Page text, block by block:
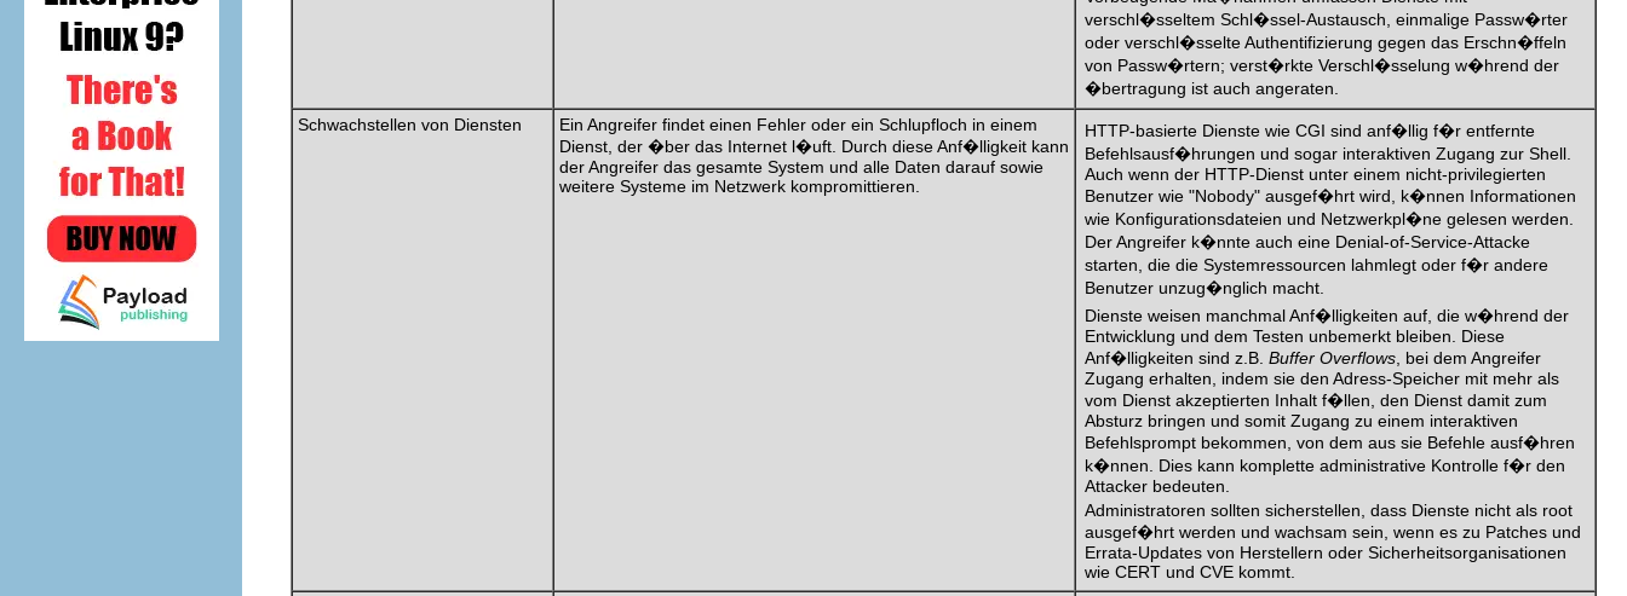
verschl�sseltem Schl�ssel-Austausch, einmalige Passw�rter
oder verschl�sselte Authentifizierung gegen das Erschn�ffeln
von Passw�rtern; verst�rkte Verschl�sselung w�hrend der
�bertragung ist auch angeraten.
Schwachstellen von Diensten
Ein Angreifer findet einen Fehler oder ein Schlupfloch in einem
Dienst, der �ber das Internet l�uft. Durch diese Anf�lligkeit kann
der Angreifer das gesamte System und alle Daten darauf sowie
weitere Systeme im Netzwerk kompromittieren.
HTTP-basierte Dienste wie CGI sind anf�llig f�r entfernte
Befehlsausf�hrungen und sogar interaktiven Zugang zur Shell.
Auch wenn der HTTP-Dienst unter einem nicht-privilegierten
Benutzer wie "Nobody" ausgef�hrt wird, k�nnen Informationen
wie Konfigurationsdateien und Netzwerkpl�ne gelesen werden.
Der Angreifer k�nnte auch eine Denial-of-Service-Attacke
starten, die die Systemressourcen lahmlegt oder f�r andere
Benutzer unzug�nglich macht.
Dienste weisen manchmal Anf�lligkeiten auf, die w�hrend der
Entwicklung und dem Testen unbemerkt bleiben. Diese
Anf�lligkeiten sind z.B. Buffer Overflows , bei dem Angreifer
Zugang erhalten, indem sie den Adress-Speicher mit mehr als
vom Dienst akzeptierten Inhalt f�llen, den Dienst damit zum
Absturz bringen und somit Zugang zu einem interaktiven
Befehlsprompt bekommen, von dem aus sie Befehle ausf�hren
k�nnen. Dies kann komplette administrative Kontrolle f�r den
Attacker bedeuten.
Administratoren sollten sicherstellen, dass Dienste nicht als root
ausgef�hrt werden und wachsam sein, wenn es zu Patches und
Errata-Updates von Herstellern oder Sicherheitsorganisationen
wie CERT und CVE kommt.